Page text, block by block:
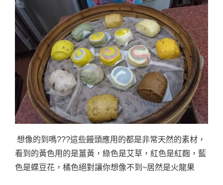
想像的到嗎???這些饅頭應用的都是非常天然的素材，
看到的黃色用的是薑黃，綠色是艾草，紅色是紅麴，藍
色是蝶豆花，橘色絕對讓你想像不到~居然是火龍果